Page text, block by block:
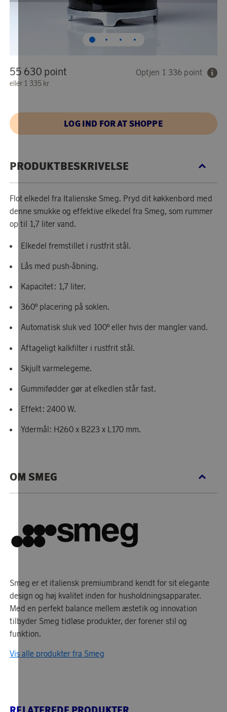
55 630 point
eller 1 335 kr
Optjen 1 336 point
LOG IND FOR AT SHOPPE
PRODUKTBESKRIVELSE
Flot elkedel fra Italienske Smeg. Pryd dit køkkenbord med
denne smukke og effektive elkedel fra Smeg, som rummer
op til 1,7 liter vand.
Elkedel fremstillet i rustfrit stål.
Lås med push-åbning.
Kapacitet: 1,7 liter.
360º placering på soklen.
Automatisk sluk ved 100º eller hvis der mangler vand.
Aftageligt kalkfilter i rustfrit stål.
Skjult varmelegeme.
Gummifødder gør at elkedlen står fast.
Effekt: 2400 W.
Ydermål: H260 x B223 x L170 mm.
OM SMEG
Smeg er et italiensk premiumbrand kendt for sit elegante
design og høj kvalitet inden for husholdningsapparater.
Med en perfekt balance mellem æstetik og innovation
tilbyder Smeg tidløse produkter, der forener stil og
funktion.
Vis alle produkter fra Smeg